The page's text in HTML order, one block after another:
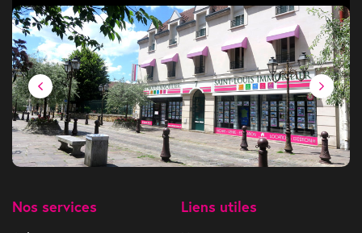
Nos services Liens utiles